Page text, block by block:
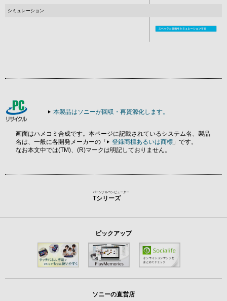
シミュレーション
本製品はソニーが回収・再資源化します。
画面はハメコミ合成です。本ページに記載されているシステム名、製品
名は、一般に各開発メーカーの「
登録商標あるいは商標 」です。
なお本文中では(TM)、(R)マークは明記しておりません。
パーソナルコンピューター
Tシリーズ
ピックアップ
ソニーの直営店